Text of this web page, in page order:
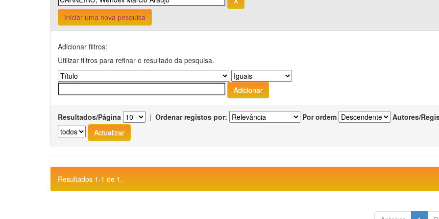
Iniciar uma nova pesquisa
Adicionar filtros:
Utilizar filtros para refinar o resultado da pesquisa.
Resultados/Página | Ordenar registos por: Por ordem Autores/
Resultados 1-1 de 1.